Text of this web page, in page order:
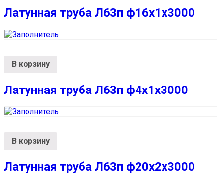
Латунная труба Л63п ф16х1х3000
В корзину
Латунная труба Л63п ф4х1х3000
В корзину
Латунная труба Л63п ф20х2х3000